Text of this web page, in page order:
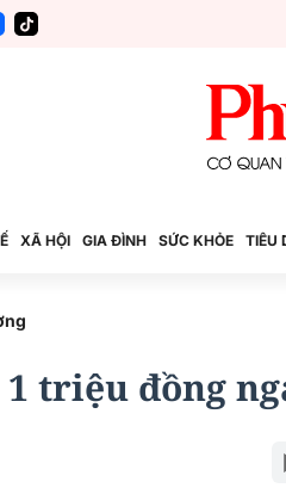
XÃ HỘI GIA ĐÌNH SỨC KHỎE TIÊU
triệu đồng